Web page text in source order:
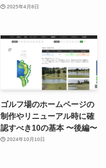
2025年4月8日
ゴルフ場のホームページの
制作やリニューアル時に確
認すべき10の基本 〜後編〜
2024年10月10日